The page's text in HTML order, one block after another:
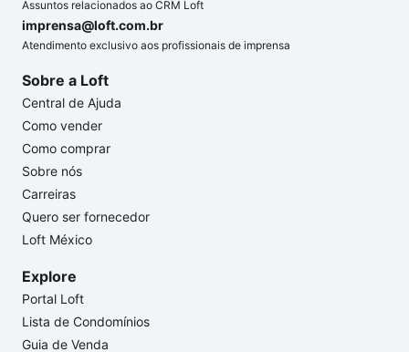
Assuntos relacionados ao CRM Loft
imprensa@loft.com.br
Atendimento exclusivo aos profissionais de imprensa
Sobre a Loft
Central de Ajuda
Como vender
Como comprar
Sobre nós
Carreiras
Quero ser fornecedor
Loft México
Explore
Portal Loft
Lista de Condomínios
Guia de Venda